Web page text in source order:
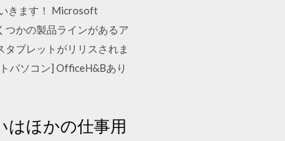
きます！ Microsoft
つかの製品ラインがあるア
ブレットがリリスされま
パソコン] OfficeH&Bあり
はほかの仕事用